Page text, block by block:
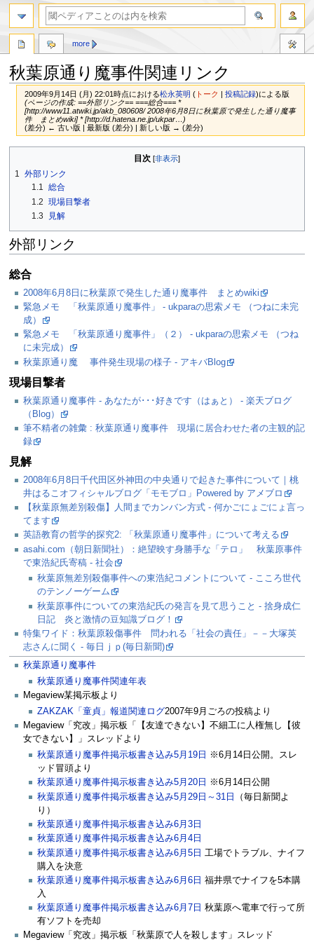
秋葉原通り魔事件関連リンク
2009年9月14日 (月) 22:01時点における松永英明 ( トーク | 投稿記録)による版
(ページの作成: ==外部リンク== ===総合=== *
[http://www11.atwiki.jp/akb_080608/ 2008年6月8日に秋葉原で発生した通り魔事
件 まとめwiki] * [http://d.hatena.ne.jp/ukpar…)
(差分) ← 古い版 | 最新版 (差分) | 新しい版 → (差分)
ゲ
ン
に
動
に
目次
1 外部リンク
1.1 総合
1.2 現場目撃者
1.3
見解
外部リンク
総合
2008年6月8日に秋葉原で発生した通り魔事件 まとめwiki
緊急メモ 「秋葉原通り魔事件」 - ukparaの思索メモ （つねに未完
成）
緊急メモ 「秋葉原通り魔事件」（２） - ukparaの思索メモ （つね
に未完成）
秋葉原通り魔 事件発生現場の様子 - アキバBlog
現場目撃者
秋葉原通り魔事件 - あなたが･･･好きです（はぁと） - 楽天ブログ
（Blog）
筆不精者の雑彙 : 秋葉原通り魔事件 現場に居合わせた者の主観的記
録
見解
2008年6月8日千代田区外神田の中央通りで起きた事件について｜桃
井はるこオフィシャルブログ「モモブロ」Powered by アメブロ
【秋葉原無差別殺傷】人間までカンバン方式 - 何かごにょごにょ言っ
てます
英語教育の哲学的探究2: 「秋葉原通り魔事件」について考える
asahi.com（朝日新聞社）：絶望映す身勝手な「テロ」 秋葉原事件
で東浩紀氏寄稿 - 社会
秋葉原無差別殺傷事件への東浩紀コメントについて - こころ世代
のテンノーゲーム
秋葉原事件についての東浩紀氏の発言を見て思うこと - 捨身成仁
日記 炎と激情の豆知識ブログ！
特集ワイド：秋葉原殺傷事件 問われる「社会の責任」－－大塚英
志さんに聞く - 毎日ｊｐ(毎日新聞)
秋葉原通り魔事件
秋葉原通り魔事件関連年表
Megaview某掲示板より
ZAKZAK「童貞」報道関連ログ2007年9月ごろの投稿より
Megaview「究改」掲示板「【友達できない】不細工に人権無し【彼
女できない】」スレッドより
秋葉原通り魔事件掲示板書き込み5月19日
※6月14日公開。スレ
ッド冒頭より
秋葉原通り魔事件掲示板書き込み5月20日
※6月14日公開
秋葉原通り魔事件掲示板書き込み5月29日～31日
（毎日新聞よ
り）
秋葉原通り魔事件掲示板書き込み6月3日
秋葉原通り魔事件掲示板書き込み6月4日
秋葉原通り魔事件掲示板書き込み6月5日 工場でトラブル、ナイフ
購入を決意
秋葉原通り魔事件掲示板書き込み6月6日 福井県でナイフを5本購
入
秋葉原通り魔事件掲示板書き込み6月7日 秋葉原へ電車で行って所
有ソフトを売却
Megaview「究改」掲示板「秋葉原で人を殺します」スレッド
more